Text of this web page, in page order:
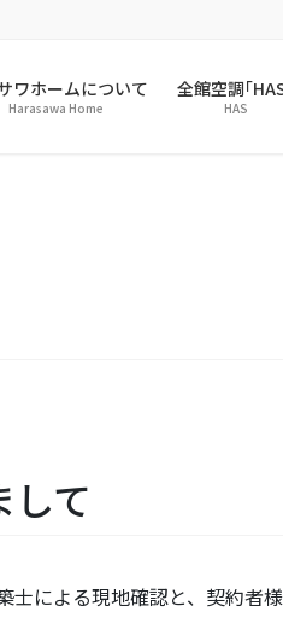
ワホームについて
Harasawa Home
全館空調｢
HAS
して
による現地確認と、契約者